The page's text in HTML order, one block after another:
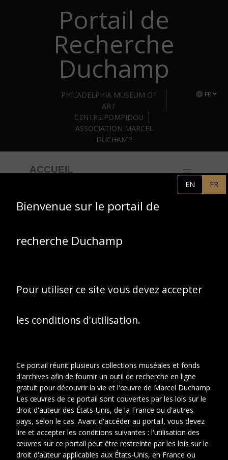
Retourner au contenu principal
Portail de
Recherche
Duchamp
FR
PHILADELPHIA MUSEUM OF
ART
CENTRE POMPIDOU
ASSOCIATION MARCEL
DUCHAMP
ACCUEIL
"Pensées" notées sur
EN FR
Bienvenue sur le portail de
recherche Duchamp
Pour utiliser ce site vous devez accepter
les conditions d'utilisation.
Ce portail réunit plusieurs collections muséales et fonds
d'archives afin de fournir un outil de recherche en ligne
gratuit pour découvrir la vie et l'œuvre de Marcel Duchamp.
Les œuvres de ce portail sont couvertes par les lois sur le
droit d'auteur des États-Unis, de la France ou d'autres
pays, selon le cas. Avant d'accéder au portail, vous devez
lire et accepter les conditions suivantes : l'utilisation des
œuvres sur ce portail peut être restreinte par les lois sur le
droit d'auteur applicables aux États-Unis, en France ou